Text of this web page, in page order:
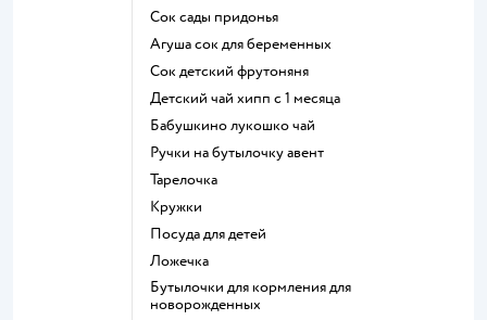
сок сады придонья
агуша сок для беременных
сок детский фрутоняня
детский чай хипп с 1 месяца
бабушкино лукошко чай
ручки на бутылочку авент
тарелочка
кружки
посуда для детей
ложечка
бутылочки для кормления для
новорожденных